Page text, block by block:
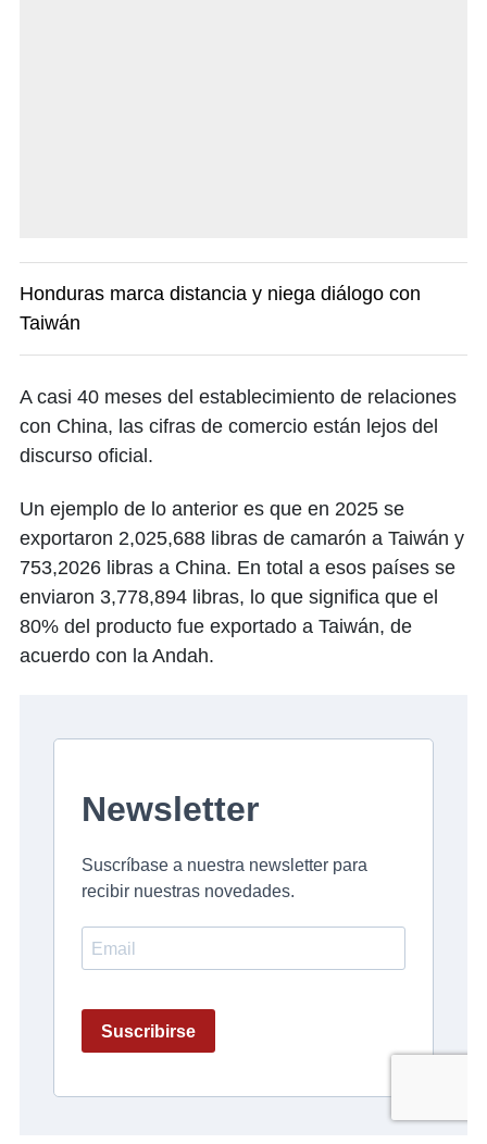
Honduras marca distancia y niega diálogo con
Taiwán
A casi 40 meses del establecimiento de relaciones
con China, las cifras de comercio están lejos del
discurso oficial.
Un ejemplo de lo anterior es que en 2025 se
exportaron 2,025,688 libras de camarón a Taiwán y
753,2026 libras a China. En total a esos países se
enviaron 3,778,894 libras, lo que significa que el
80% del producto fue exportado a Taiwán, de
acuerdo con la Andah.